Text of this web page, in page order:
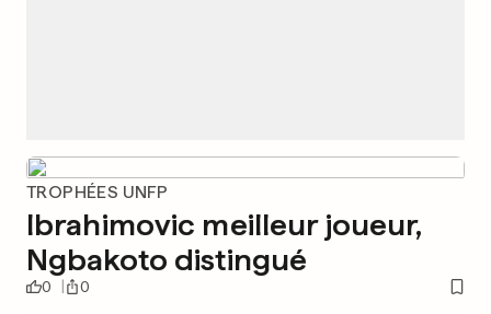
TROPHÉES UNFP
Ibrahimovic meilleur joueur,
Ngbakoto distingué
0 0